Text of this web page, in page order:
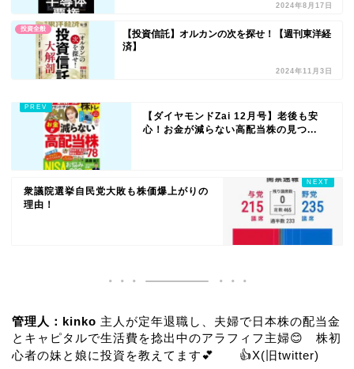
2024年8月17日
投資全般
【投資信託】オルカンの次を探せ！【週刊東洋経
済】
2024年11月3日
【ダイヤモンドZai 12月号】老後も安
心！お金が減らない高配当株の見つ...
衆議院選挙自民党大敗も株価爆上がりの
理由！
管理人：kinko 主人が定年退職し、夫婦で日本株の配当金
とキャピタルで生活費を捻出中のアラフィフ主婦😊 株初
心者の妹と娘に投資を教えてます💕 👍X(旧twitter)